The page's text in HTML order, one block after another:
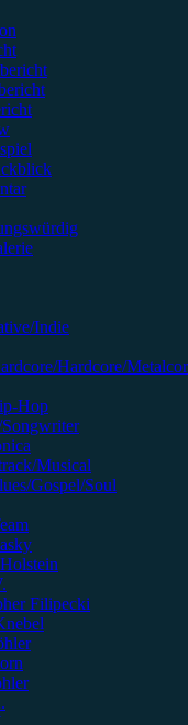
Indie
Hardcore/
Hop
Musical
Gospel/Soul
Filipecki